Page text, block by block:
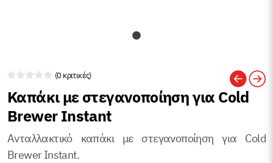
(0 κριτικές)
Καπάκι με στεγανοποίηση για Cold
Brewer Instant
Ανταλλακτικό καπάκι με στεγανοποίηση για Cold
Brewer Instant.